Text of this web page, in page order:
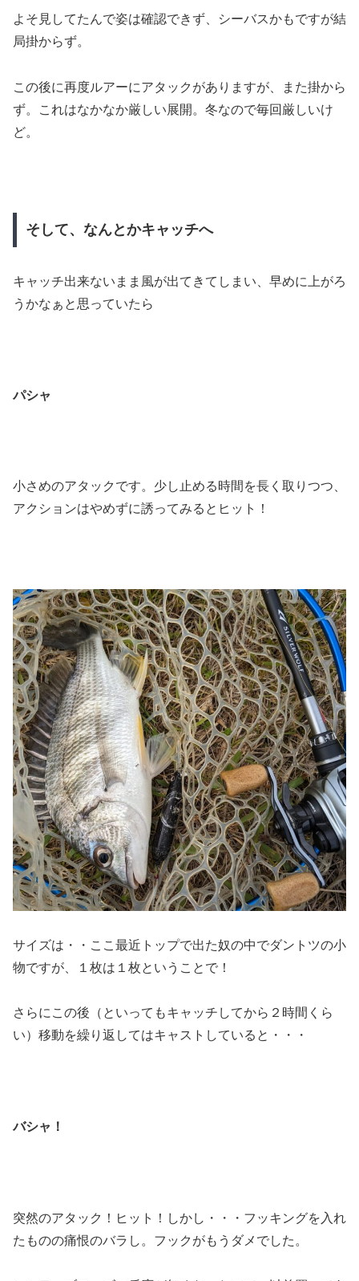
よそ見してたんで姿は確認できず、シーバスかもですが結
局掛からず。
この後に再度ルアーにアタックがありますが、また掛から
ず。これはなかなか厳しい展開。冬なので毎回厳しいけ
ど。
そして、なんとかキャッチへ
キャッチ出来ないまま風が出てきてしまい、早めに上がろ
うかなぁと思っていたら
パシャ
小さめのアタックです。少し止める時間を長く取りつつ、
アクションはやめずに誘ってみるとヒット！
サイズは・・ここ最近トップで出た奴の中でダントツの小
物ですが、１枚は１枚ということで！
さらにこの後（といってもキャッチしてから２時間くら
い）移動を繰り返してはキャストしていると・・・
バシャ！
突然のアタック！ヒット！しかし・・・フッキングを入れ
たものの痛恨のバラし。フックがもうダメでした。